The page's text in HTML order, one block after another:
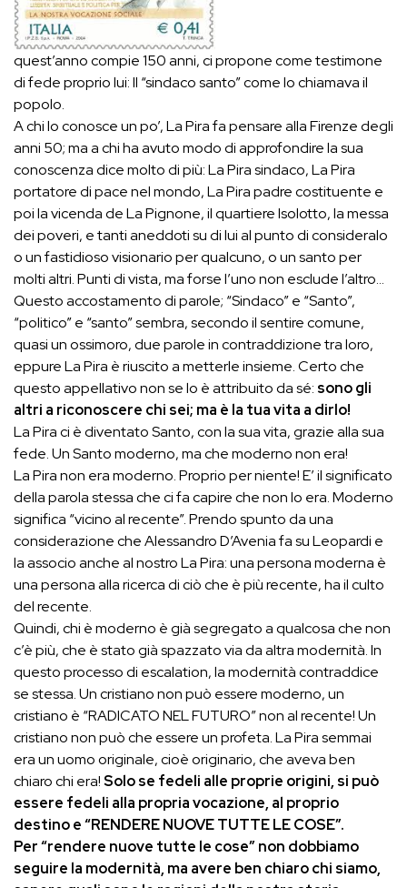
quest’anno compie 150 anni, ci propone come testimone
di fede proprio lui: Il “sindaco santo” come lo chiamava il
popolo.
A chi lo conosce un po’, La Pira fa pensare alla Firenze degli
anni 50; ma a chi ha avuto modo di approfondire la sua
conoscenza dice molto di più: La Pira sindaco, La Pira
portatore di pace nel mondo, La Pira padre costituente e
poi la vicenda de La Pignone, il quartiere Isolotto, la messa
dei poveri, e tanti aneddoti su di lui al punto di consideralo
o un fastidioso visionario per qualcuno, o un santo per
molti altri. Punti di vista, ma forse l’uno non esclude l’altro…
Questo accostamento di parole; “Sindaco” e “Santo”,
“politico” e “santo” sembra, secondo il sentire comune,
quasi un ossimoro, due parole in contraddizione tra loro,
eppure La Pira è riuscito a metterle insieme. Certo che
questo appellativo non se lo è attribuito da sé: sono gli
altri a riconoscere chi sei; ma è la tua vita a dirlo!
La Pira ci è diventato Santo, con la sua vita, grazie alla sua
fede. Un Santo moderno, ma che moderno non era!
La Pira non era moderno. Proprio per niente! E’ il significato
della parola stessa che ci fa capire che non lo era. Moderno
significa “vicino al recente”. Prendo spunto da una
considerazione che Alessandro D’Avenia fa su Leopardi e
la associo anche al nostro La Pira: una persona moderna è
una persona alla ricerca di ciò che è più recente, ha il culto
del recente.
Quindi, chi è moderno è già segregato a qualcosa che non
c’è più, che è stato già spazzato via da altra modernità. In
questo processo di escalation, la modernità contraddice
se stessa. Un cristiano non può essere moderno, un
cristiano è “RADICATO NEL FUTURO” non al recente! Un
cristiano non può che essere un profeta. La Pira semmai
era un uomo originale, cioè originario, che aveva ben
chiaro chi era!Solo se fedeli alle proprie origini, si può
essere fedeli alla propria vocazione, al proprio
destino e “RENDERE NUOVE TUTTE LE COSE”.
Per “rendere nuove tutte le cose” non dobbiamo
seguire la modernità, ma avere ben chiaro chi siamo,